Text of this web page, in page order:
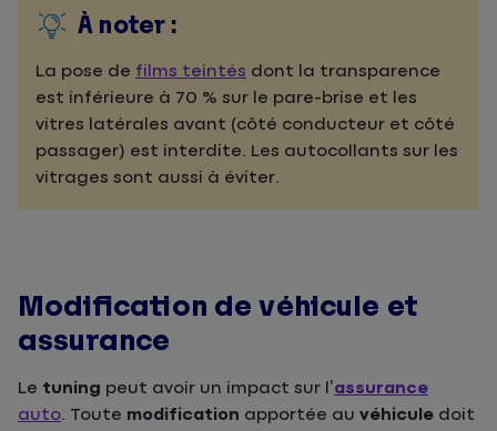
À noter :
La pose de films teintés dont la transparence
est inférieure à 70 % sur le pare-brise et les
vitres latérales avant (côté conducteur et côté
passager) est interdite. Les autocollants sur les
vitrages sont aussi à éviter.
Modification de véhicule et
assurance
Le tuning peut avoir un impact sur l’assurance
auto. Toute modification apportée au véhicule doit